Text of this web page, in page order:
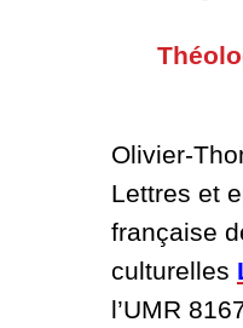
Olivier-
Lettres et
française
culturelles
l’UMR